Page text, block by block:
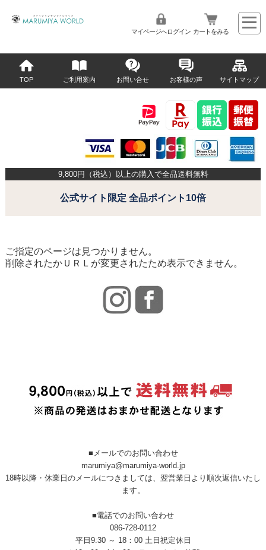
マイページへログイン カートをみる
TOP ご利用案内 お問い合せ お客様の声 サイトマップ
9,800円（税込）以上の購入で全品送料無料
公式サイト限定 全品ポイント10倍
ご指定のページは見つかりません。
削除されたかＵＲＬが変更されたため表示できません。
■メールでのお問い合わせ
marumiya@marumiya-world.jp
18時以降・休業日のメールにつきましては、翌営業日より順次返信いたし
ます。
■電話でのお問い合わせ
086-728-0112
平日9:30 ～ 18：00 土日祝定休日